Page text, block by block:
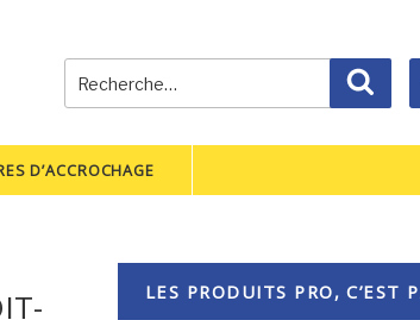
Recherche
pour
:
D’ACCROCHAGE
LES PRODUITS PRO, C’EST